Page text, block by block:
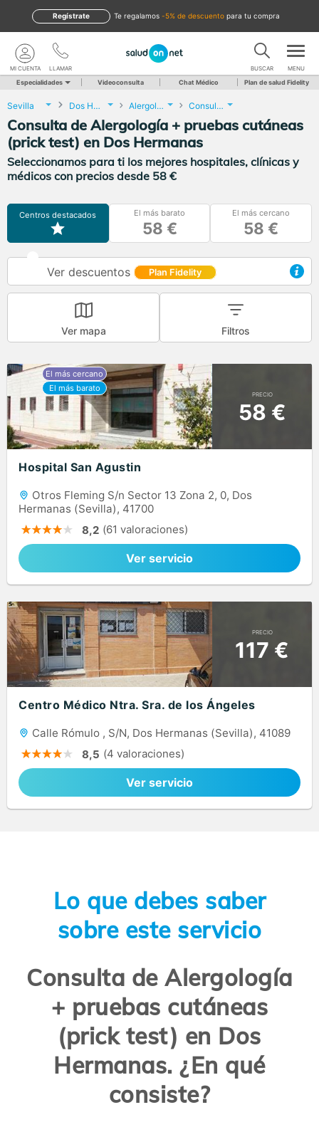
te regalamos -5% de descuento para tu compra
Regístrate
LLAMAR
MI CUENTA BUSCAR MENU
Especialidades Videoconsulta Chat Médico Plan de salud Fidelity
Sevilla Dos Hermanas Alergología Consulta de Alergología + pruebas cutáneas (prick test)
Consulta de Alergología + pruebas cutáneas
(prick test) en Dos Hermanas
Seleccionamos para ti los mejores hospitales, clínicas y
médicos con precios desde 58 €
Centros destacados El más barato
58 €
El más cercano
58 €
Ver descuentos Plan Fidelity
Ver mapa Filtros
PRECIO
58 €
Hospital San Agustin
Otros Fleming S/n Sector 13 Zona 2, 0, Dos
Hermanas (Sevilla), 41700
8,2 (61 valoraciones)
Ver servicio
PRECIO
117 €
Centro Médico Ntra. Sra. de los Ángeles
Calle Rómulo , S/N, Dos Hermanas (Sevilla), 41089
8,5 (4 valoraciones)
Ver servicio
Lo que debes saber
sobre este servicio
Consulta de Alergología
+ pruebas cutáneas
(prick test) en Dos
Hermanas. ¿En qué
consiste?